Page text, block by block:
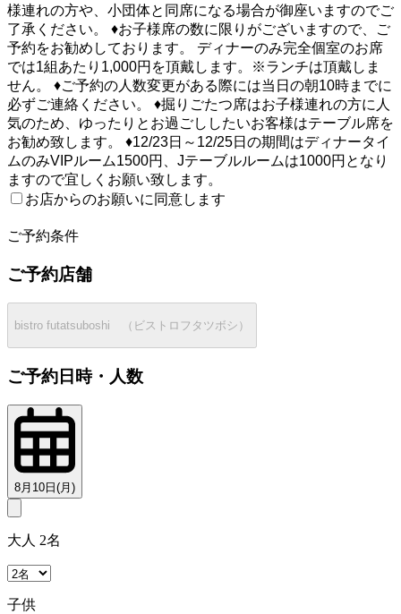
様連れの方や、小団体と同席になる場合が御座いますのでご
了承ください。 ♦お子様席の数に限りがございますので、ご
予約をお勧めしております。 ディナーのみ完全個室のお席
では1組あたり1,000円を頂戴します。※ランチは頂戴しま
せん。 ♦ご予約の人数変更がある際には当日の朝10時までに
必ずご連絡ください。 ♦掘りごたつ席はお子様連れの方に人
気のため、ゆったりとお過ごししたいお客様はテーブル席を
お勧め致します。 ♦12/23日～12/25日の期間はディナータイ
ムのみVIPルーム1500円、Jテーブルルームは1000円となり
ますので宜しくお願い致します。
お店からのお願いに同意します
ご予約条件
ご予約店舗
bistro futatsuboshi （ビストロフタツボシ）
ご予約日時・人数
8月10日(月)
大人 2名
子供